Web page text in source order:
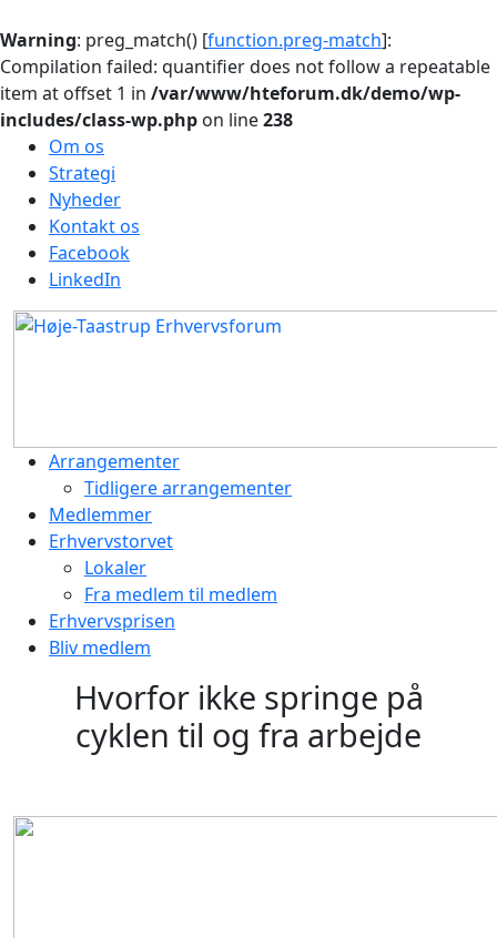
Warning: preg_match() [function.preg-match]:
Compilation failed: quantifier does not follow a repeatable
item at offset 1 in /var/www/hteforum.dk/demo/wp-
includes/class-wp.php on line238
Om os
Strategi
Nyheder
Kontakt os
Facebook
LinkedIn
Arrangementer
Tidligere arrangementer
Medlemmer
Erhvervstorvet
Lokaler
Fra medlem til medlem
Erhvervsprisen
Bliv medlem
Hvorfor ikke springe på
cyklen til og fra arbejde